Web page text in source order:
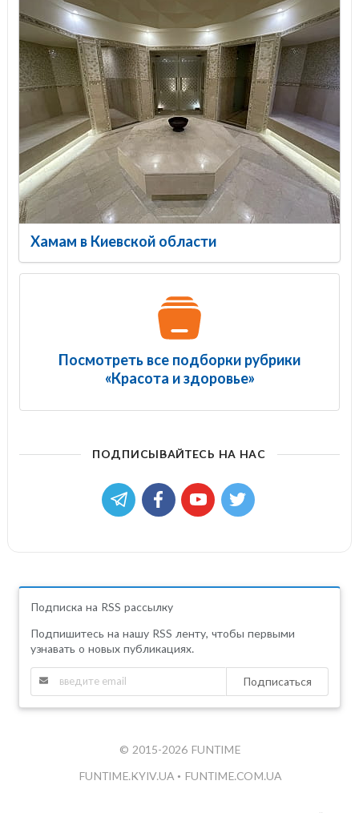
Хамам в Киевской области
Посмотреть все подборки рубрики
«Красота и здоровье»
ПОДПИСЫВАЙТЕСЬ НА НАС
Подписка на RSS рассылку
Подпишитесь на нашу RSS ленту, чтобы первыми
узнавать о новых публикациях.
Подписаться
© 2015-2026 FUNTIME
FUNTIME.KYIV.UA • FUNTIME.COM.UA